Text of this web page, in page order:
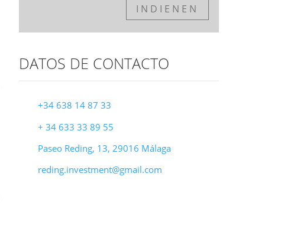
INDIENEN
DATOS DE CONTACTO
+34 638 14 87 33
+ 34 633 33 89 55
Paseo Reding, 13, 29016 Málaga
reding.investment@gmail.com